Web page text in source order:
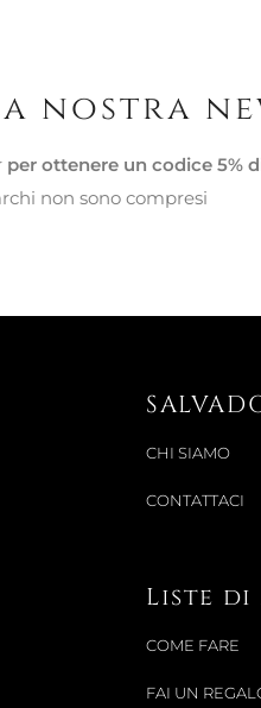
nostra
per ottenere un codice 5%
non sono compresi
CHI SIAMO
CONTATTACI
Liste di
COME FARE
FAI UN